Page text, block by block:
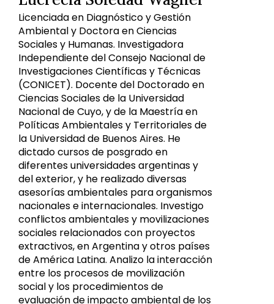
Licenciada en Diagnóstico y Gestión
Ambiental y Doctora en Ciencias
Sociales y Humanas. Investigadora
Independiente del Consejo Nacional de
Investigaciones Científicas y Técnicas
(CONICET). Docente del Doctorado en
Ciencias Sociales de la Universidad
Nacional de Cuyo, y de la Maestría en
Políticas Ambientales y Territoriales de
la Universidad de Buenos Aires. He
dictado cursos de posgrado en
diferentes universidades argentinas y
del exterior, y he realizado diversas
asesorías ambientales para organismos
nacionales e internacionales. Investigo
conflictos ambientales y movilizaciones
sociales relacionados con proyectos
extractivos, en Argentina y otros países
de América Latina. Analizo la interacción
entre los procesos de movilización
social y los procedimientos de
evaluación de impacto ambiental de los